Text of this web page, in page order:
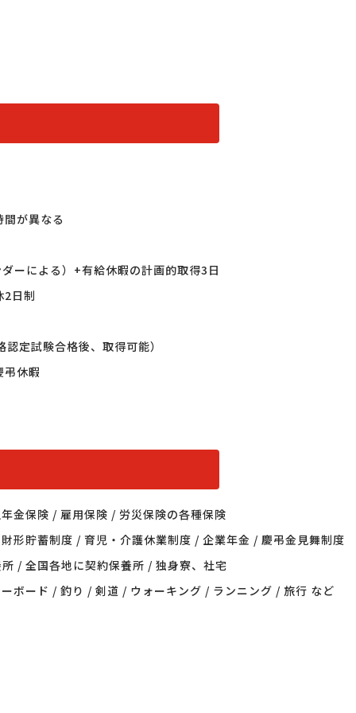
が異なる
ーによる）+有給休暇の計画的取得3日
日制
定試験合格後、取得可能）
弔休暇
金保険 / 雇用保険 / 労災保険の各種保険
財形貯蓄制度 / 育児・介護休業制度 / 企業年金 / 慶弔金見舞制度
所 / 全国各地に契約保養所 / 独身寮、社宅
ボード / 釣り / 剣道 / ウォーキング / ランニング / 旅行 など